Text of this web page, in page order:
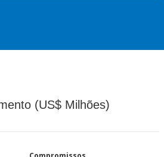
(US$ Milhões)